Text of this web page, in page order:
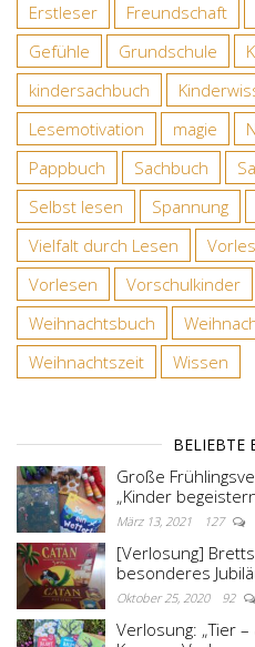
Erstleser
Freundschaft
Gefühle
Grundschule
kindersachbuch
Lesemotivation
magie
Pappbuch
Sachbuch
Selbst lesen
Spannung
Vielfalt durch Lesen
Vorlesen
Vorschulkinder
Weihnachtsbuch
Weihnachtszeit
Wissen
BELIEBTE
Große
„Kinder
März 13, 2021 127
[Verlosung]
besonderes
Oktober 25, 2020 92
Verlosung: „Tier